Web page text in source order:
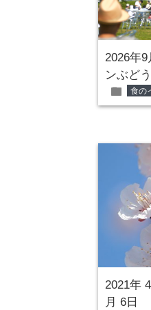
2026年
ンぶど
folder 食の
2021年
月 6日